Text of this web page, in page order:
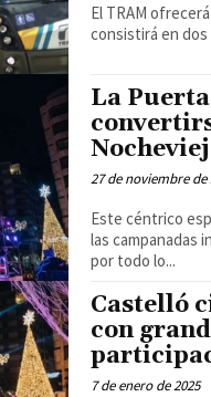
El TRAM
consistirá en dos
La
27 de noviembre de
Este céntrico
las campanadas
por todo lo...
Castelló
con
7 de enero de 2025